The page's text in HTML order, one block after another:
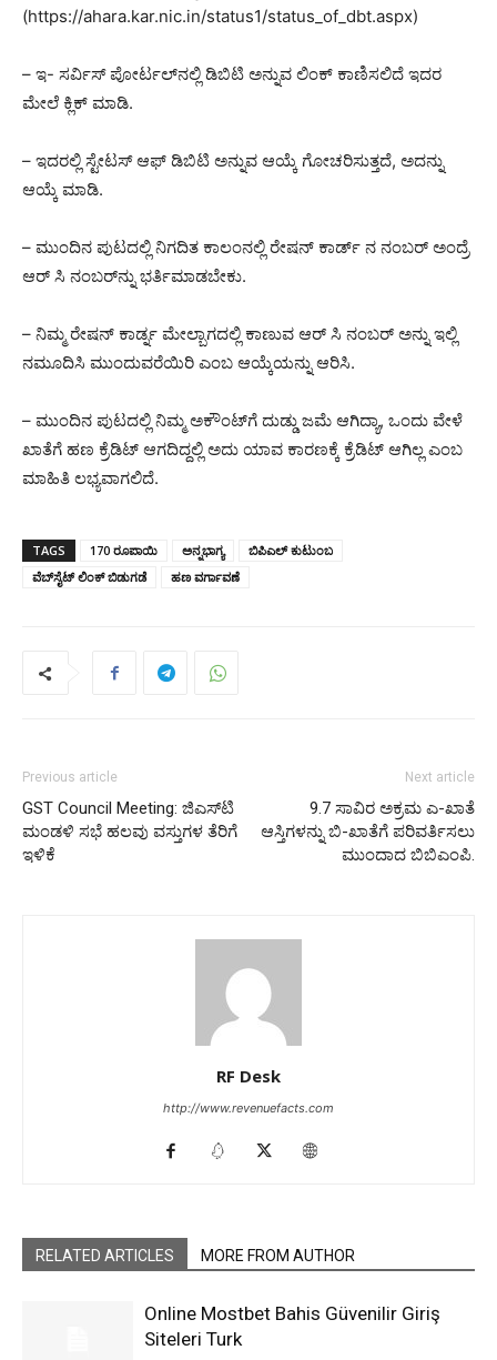
(https://ahara.kar.nic.in/status1/status_of_dbt.aspx)
– ಇ- ಸರ್ವಿಸ್ ಪೋರ್ಟಲ್‌ನಲ್ಲಿ ಡಿಬಿಟಿ ಅನ್ನುವ ಲಿಂಕ್ ಕಾಣಿಸಲಿದೆ ಇದರ
ಮೇಲೆ ಕ್ಲಿಕ್ ಮಾಡಿ.
– ಇದರಲ್ಲಿ ಸ್ಟೇಟಸ್ ಆಫ್ ಡಿಬಿಟಿ ಅನ್ನುವ ಆಯ್ಕೆ ಗೋಚರಿಸುತ್ತದೆ, ಅದನ್ನು
ಆಯ್ಕೆ ಮಾಡಿ.
– ಮುಂದಿನ ಪುಟದಲ್ಲಿ ನಿಗದಿತ ಕಾಲಂನಲ್ಲಿ ರೇಷನ್ ಕಾರ್ಡ್ ನ ನಂಬರ್ ಅಂದ್ರೆ
ಆರ್ ಸಿ ನಂಬರ್‌ನ್ನು ಭರ್ತಿಮಾಡಬೇಕು.
– ನಿಮ್ಮ ರೇಷನ್ ಕಾರ್ಡ್ನ ಮೇಲ್ಬಾಗದಲ್ಲಿ ಕಾಣುವ ಆರ್ ಸಿ ನಂಬರ್ ಅನ್ನು ಇಲ್ಲಿ
ನಮೂದಿಸಿ ಮುಂದುವರೆಯಿರಿ ಎಂಬ ಆಯ್ಕೆಯನ್ನು ಆರಿಸಿ.
– ಮುಂದಿನ ಪುಟದಲ್ಲಿ ನಿಮ್ಮ ಅಕೌಂಟ್‌ಗೆ ದುಡ್ಡು ಜಮೆ ಆಗಿದ್ಯಾ, ಒಂದು ವೇಳೆ
ಖಾತೆಗೆ ಹಣ ಕ್ರೆಡಿಟ್ ಆಗದಿದ್ದಲ್ಲಿ ಅದು ಯಾವ ಕಾರಣಕ್ಕೆ ಕ್ರೆಡಿಟ್ ಆಗಿಲ್ಲ ಎಂಬ
ಮಾಹಿತಿ ಲಭ್ಯವಾಗಲಿದೆ.
TAGS 170 ರೂಪಾಯಿ ಅನ್ನಭಾಗ್ಯ
ಬಿಪಿಎಲ್ ಕುಟುಂಬ
ವೆಬ್‌ಸೈಟ್‌ ಲಿಂಕ್‌ ಬಿಡುಗಡೆ
ಹಣ ವರ್ಗಾವಣೆ
Previous article
GST Council Meeting: ಜಿಎಸ್‍ಟಿ
ಮಂಡಳಿ ಸಭೆ ಹಲವು ವಸ್ತುಗಳ ತೆರಿಗೆ
ಇಳಿಕೆ
Next article
9.7 ಸಾವಿರ ಅಕ್ರಮ ಎ-ಖಾತೆ
ಆಸ್ತಿಗಳನ್ನು ಬಿ-ಖಾತೆಗೆ ಪರಿವರ್ತಿಸಲು
ಮುಂದಾದ ಬಿಬಿಎಂಪಿ.
RF Desk
http://www.revenuefacts.com
RELATED ARTICLES MORE FROM AUTHOR
Online Mostbet Bahis Güvenilir Giriş
Siteleri Turk